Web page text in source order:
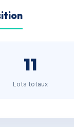
11
Lots totaux